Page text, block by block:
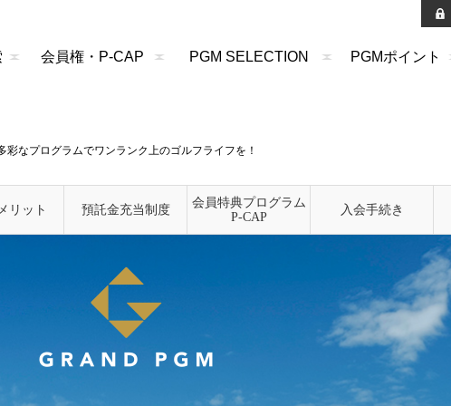
会員権・P-CAP PGM SELECTION PGMポイント
なプログラムでワンランク上のゴルフライフを！
リット 預託金充当制度
会員特典プログラム
P-CAP
入会手続き